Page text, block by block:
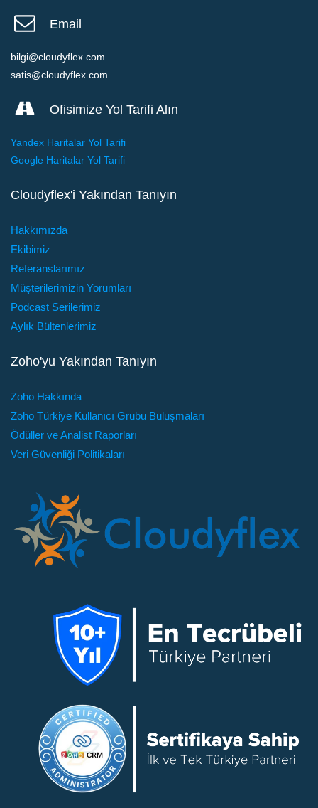
Email
bilgi@cloudyflex.com
satis@cloudyflex.com
Ofisimize Yol Tarifi Alın
Yandex Haritalar Yol Tarifi
Google Haritalar Yol Tarifi
Cloudyflex'i Yakından Tanıyın
Hakkımızda
Ekibimiz
Referanslarımız
Müşterilerimizin Yorumları
Podcast Serilerimiz
Aylık Bültenlerimiz
Zoho'yu Yakından Tanıyın
Zoho Hakkında
Zoho Türkiye Kullanıcı Grubu Buluşmaları
Ödüller ve Analist Raporları
Veri Güvenliği Politikaları